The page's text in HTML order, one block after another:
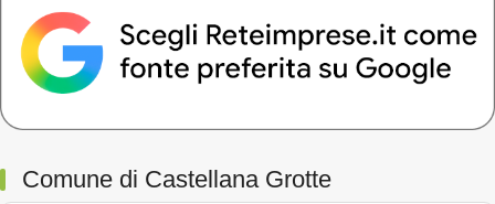
Comune di Castellana Grotte